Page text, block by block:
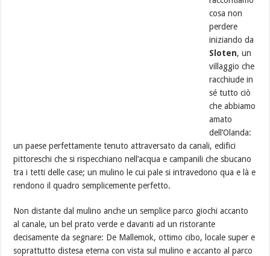
cosa non
perdere
iniziando da
Sloten, un
villaggio che
racchiude in
sé tutto ciò
che abbiamo
amato
dell’Olanda:
un paese perfettamente tenuto attraversato da canali, edifici
pittoreschi che si rispecchiano nell’acqua e campanili che sbucano
tra i tetti delle case; un mulino le cui pale si intravedono qua e là e
rendono il quadro semplicemente perfetto.
Non distante dal mulino anche un semplice parco giochi accanto
al canale, un bel prato verde e davanti ad un ristorante
decisamente da segnare: De Mallemok, ottimo cibo, locale super e
soprattutto distesa eterna con vista sul mulino e accanto al parco